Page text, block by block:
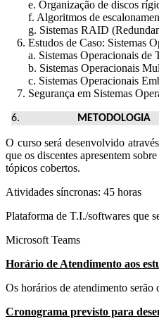
e. Organização de discos
f. Algoritmos de
g. Sistemas RAID
6. Estudos de Caso: Sistemas
a. Sistemas Operacionais de
b. Sistemas Operacionais
c. Sistemas Operacionais
7. Segurança em Sistemas
METODOLOGIA
O curso será desenvolvido
que os discentes apresentem
tópicos cobertos.
Atividades síncronas: 45 horas
Plataforma de T.I./softwares que
Microsoft Teams
Horário de Atendimento aos
Os horários de atendimento
Cronograma previsto para